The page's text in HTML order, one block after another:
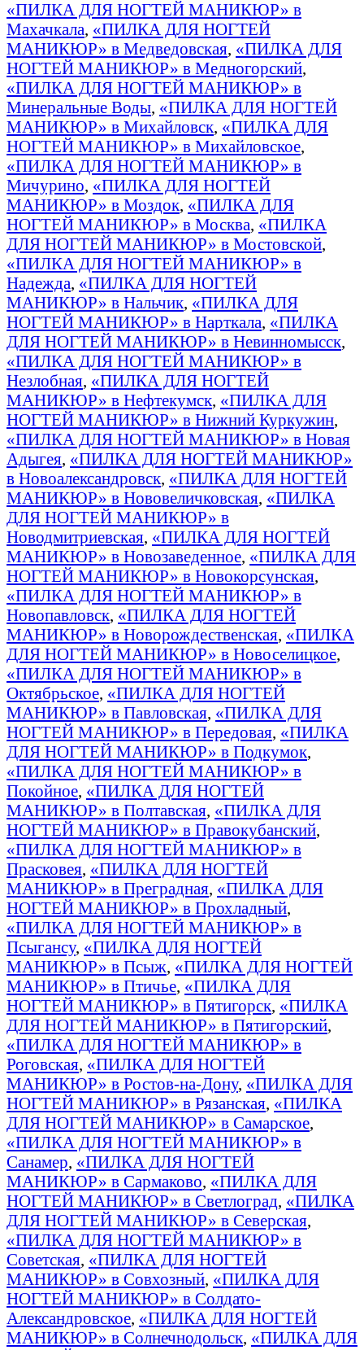
«ПИЛКА ДЛЯ НОГТЕЙ МАНИКЮР» в
Махачкала, «ПИЛКА ДЛЯ НОГТЕЙ
МАНИКЮР» в Медведовская, «ПИЛКА ДЛЯ
НОГТЕЙ МАНИКЮР» в Медногорский,
«ПИЛКА ДЛЯ НОГТЕЙ МАНИКЮР» в
Минеральные Воды, «ПИЛКА ДЛЯ НОГТЕЙ
МАНИКЮР» в Михайловск, «ПИЛКА ДЛЯ
НОГТЕЙ МАНИКЮР» в Михайловское,
«ПИЛКА ДЛЯ НОГТЕЙ МАНИКЮР» в
Мичурино, «ПИЛКА ДЛЯ НОГТЕЙ
МАНИКЮР» в Моздок, «ПИЛКА ДЛЯ
НОГТЕЙ МАНИКЮР» в Москва, «ПИЛКА
ДЛЯ НОГТЕЙ МАНИКЮР» в Мостовской,
«ПИЛКА ДЛЯ НОГТЕЙ МАНИКЮР» в
Надежда, «ПИЛКА ДЛЯ НОГТЕЙ
МАНИКЮР» в Нальчик, «ПИЛКА ДЛЯ
НОГТЕЙ МАНИКЮР» в Нарткала, «ПИЛКА
ДЛЯ НОГТЕЙ МАНИКЮР» в Невинномысск,
«ПИЛКА ДЛЯ НОГТЕЙ МАНИКЮР» в
Незлобная, «ПИЛКА ДЛЯ НОГТЕЙ
МАНИКЮР» в Нефтекумск, «ПИЛКА ДЛЯ
НОГТЕЙ МАНИКЮР» в Нижний Куркужин,
«ПИЛКА ДЛЯ НОГТЕЙ МАНИКЮР» в Новая
Адыгея, «ПИЛКА ДЛЯ НОГТЕЙ МАНИКЮР»
в Новоалександровск, «ПИЛКА ДЛЯ НОГТЕЙ
МАНИКЮР» в Нововеличковская, «ПИЛКА
ДЛЯ НОГТЕЙ МАНИКЮР» в
Новодмитриевская, «ПИЛКА ДЛЯ НОГТЕЙ
МАНИКЮР» в Новозаведенное, «ПИЛКА ДЛЯ
НОГТЕЙ МАНИКЮР» в Новокорсунская,
«ПИЛКА ДЛЯ НОГТЕЙ МАНИКЮР» в
Новопавловск, «ПИЛКА ДЛЯ НОГТЕЙ
МАНИКЮР» в Новорождественская, «ПИЛКА
ДЛЯ НОГТЕЙ МАНИКЮР» в Новоселицкое,
«ПИЛКА ДЛЯ НОГТЕЙ МАНИКЮР» в
Октябрьское, «ПИЛКА ДЛЯ НОГТЕЙ
МАНИКЮР» в Павловская, «ПИЛКА ДЛЯ
НОГТЕЙ МАНИКЮР» в Передовая, «ПИЛКА
ДЛЯ НОГТЕЙ МАНИКЮР» в Подкумок,
«ПИЛКА ДЛЯ НОГТЕЙ МАНИКЮР» в
Покойное, «ПИЛКА ДЛЯ НОГТЕЙ
МАНИКЮР» в Полтавская, «ПИЛКА ДЛЯ
НОГТЕЙ МАНИКЮР» в Правокубанский,
«ПИЛКА ДЛЯ НОГТЕЙ МАНИКЮР» в
Прасковея, «ПИЛКА ДЛЯ НОГТЕЙ
МАНИКЮР» в Преградная, «ПИЛКА ДЛЯ
НОГТЕЙ МАНИКЮР» в Прохладный,
«ПИЛКА ДЛЯ НОГТЕЙ МАНИКЮР» в
Псыгансу, «ПИЛКА ДЛЯ НОГТЕЙ
МАНИКЮР» в Псыж, «ПИЛКА ДЛЯ НОГТЕЙ
МАНИКЮР» в Птичье, «ПИЛКА ДЛЯ
НОГТЕЙ МАНИКЮР» в Пятигорск, «ПИЛКА
ДЛЯ НОГТЕЙ МАНИКЮР» в Пятигорский,
«ПИЛКА ДЛЯ НОГТЕЙ МАНИКЮР» в
Роговская, «ПИЛКА ДЛЯ НОГТЕЙ
МАНИКЮР» в Ростов-на-Дону, «ПИЛКА ДЛЯ
НОГТЕЙ МАНИКЮР» в Рязанская, «ПИЛКА
ДЛЯ НОГТЕЙ МАНИКЮР» в Самарское,
«ПИЛКА ДЛЯ НОГТЕЙ МАНИКЮР» в
Санамер, «ПИЛКА ДЛЯ НОГТЕЙ
МАНИКЮР» в Сармаково, «ПИЛКА ДЛЯ
НОГТЕЙ МАНИКЮР» в Светлоград, «ПИЛКА
ДЛЯ НОГТЕЙ МАНИКЮР» в Северская,
«ПИЛКА ДЛЯ НОГТЕЙ МАНИКЮР» в
Советская, «ПИЛКА ДЛЯ НОГТЕЙ
МАНИКЮР» в Совхозный, «ПИЛКА ДЛЯ
НОГТЕЙ МАНИКЮР» в Солдато-
Александровское, «ПИЛКА ДЛЯ НОГТЕЙ
МАНИКЮР» в Солнечнодольск, «ПИЛКА ДЛЯ